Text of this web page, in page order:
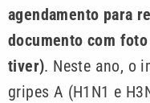
agendamento para
documento com
tiver). Neste ano, o
gripes A (H1N1 e